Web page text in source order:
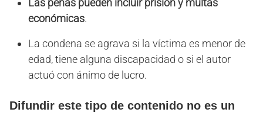
Las penas pueden incluir prisión y multas
económicas.
La condena se agrava si la víctima es menor de
edad, tiene alguna discapacidad o si el autor
actuó con ánimo de lucro.
Difundir este tipo de contenido no es un